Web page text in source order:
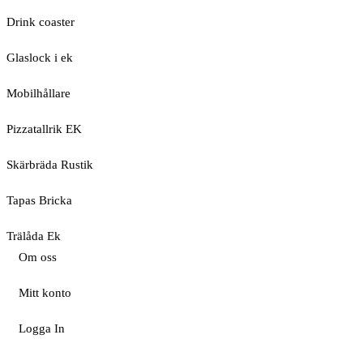
Drink coaster
Glaslock i ek
Mobilhållare
Pizzatallrik EK
Skärbräda Rustik
Tapas Bricka
Trälåda Ek
Om oss
Mitt konto
Logga In